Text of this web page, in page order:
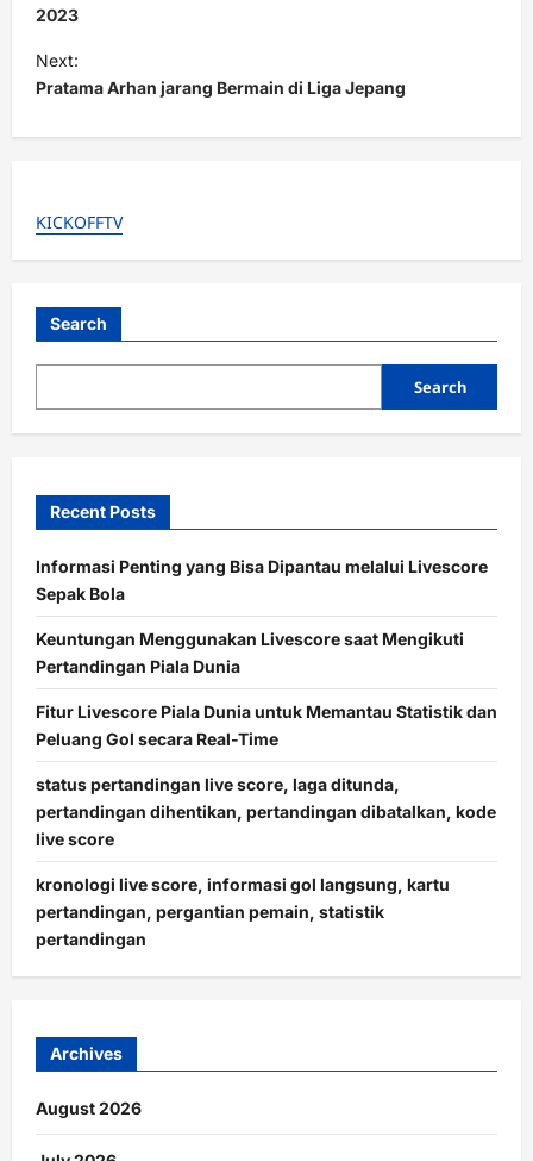
s
t
n
a
g
t
i
n
2023
Next:
Pratama Arhan jarang Bermain di Liga Jepang
KICKOFFTV
Search
Search
Recent Posts
Informasi Penting yang Bisa Dipantau melalui Livescore
Sepak Bola
Keuntungan Menggunakan Livescore saat Mengikuti
Pertandingan Piala Dunia
Fitur Livescore Piala Dunia untuk Memantau Statistik dan
Peluang Gol secara Real-Time
status pertandingan live score, laga ditunda,
pertandingan dihentikan, pertandingan dibatalkan, kode
live score
kronologi live score, informasi gol langsung, kartu
pertandingan, pergantian pemain, statistik
pertandingan
Archives
August 2026